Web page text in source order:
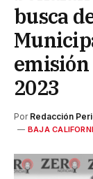
busca
emisión
2023
Por Redacción
BAJA